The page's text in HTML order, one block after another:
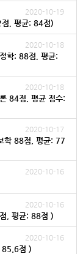
2020-10-19
, 평균: 84점)
2020-10-18
학: 88점, 평균:
2020-10-18
84점, 평균 점수:
2020-10-17
학 88점, 평균: 77
2020-10-16
2020-10-16
, 평균: 88점 )
2020-10-16
85.6점 )